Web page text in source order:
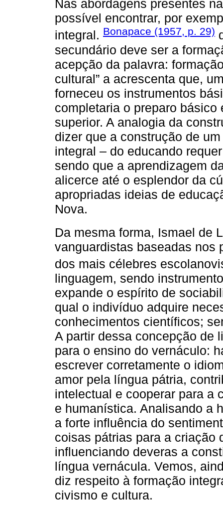
Nas abordagens presentes
possível encontrar, por
integral. Bonapace (1957, p. 29)
secundário deve ser a
acepção da palavra:
cultural” a acrescenta que,
forneceu os instrumentos
completaria o preparo
superior. A analogia da
dizer que a construção de
integral – do educando
sendo que a aprendizagem
alicerce até o esplendor da
apropriadas ideias de
Nova.
Da mesma forma, Ismael de
vanguardistas baseadas nos
dos mais célebres
linguagem, sendo
expande o espírito de
qual o indivíduo adquire
conhecimentos científicos;
A partir dessa concepção de
para o ensino do vernáculo:
escrever corretamente o
amor pela língua pátria,
intelectual e cooperar para a
e humanística. Analisando a
a forte influência do
coisas pátrias para a criação
influenciando deveras a
língua vernácula. Vemos,
diz respeito à formação
civismo e cultura.